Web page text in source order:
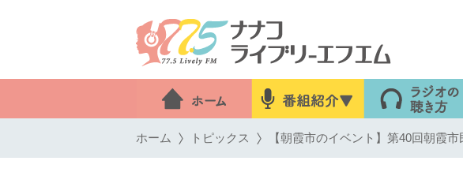
ホーム トピックス 【朝霞市のイベント】第40回朝霞